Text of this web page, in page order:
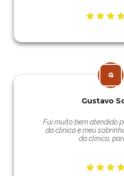
Gustavo
Fui muito bem atendido
da clinica e meu
da clinica,